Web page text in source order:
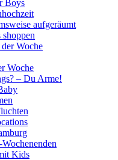
Boys
aufgeräumt
shoppen
Woche
Woche
– Du Arme!
Wochenenden
Kids